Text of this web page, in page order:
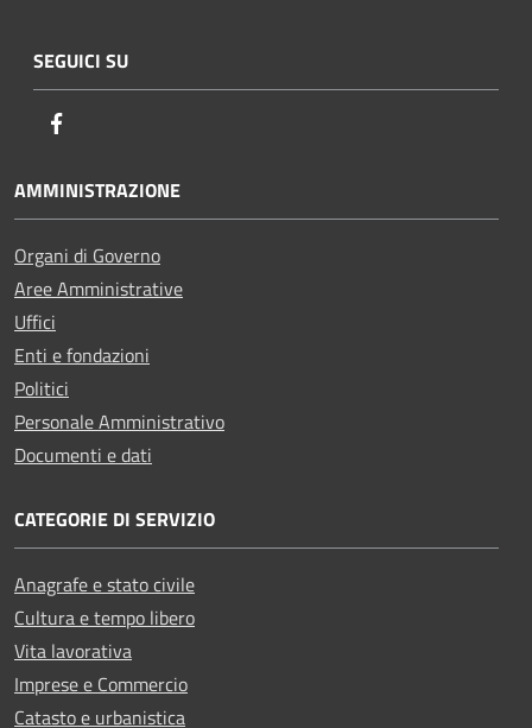
SEGUICI SU
AMMINISTRAZIONE
Organi di Governo
Aree Amministrative
Uffici
Enti e fondazioni
Politici
Personale Amministrativo
Documenti e dati
CATEGORIE DI SERVIZIO
Anagrafe e stato civile
Cultura e tempo libero
Vita lavorativa
Imprese e Commercio
Catasto e urbanistica